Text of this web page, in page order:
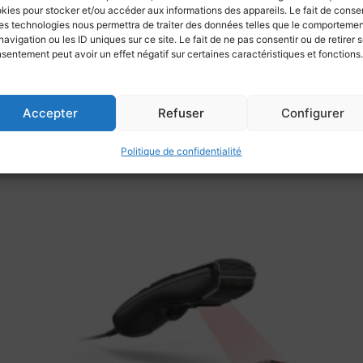
pour stocker et/ou accéder aux informations des appareils. Le fait de
technologies nous permettra de traiter des données telles que le
ou les ID uniques sur ce site. Le fait de ne pas consentir ou de retirer
peut avoir un effet négatif sur certaines caractéristiques et fonctions.
Accepter Refuser Configurer
Politique de confidentialité
intégrées afin de régler le volume ou mettre le